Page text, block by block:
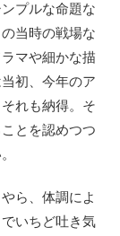
プルな命題な
当時の戦場な
マや細かな描
初、今年のア
れも納得。そ
とを認めつつ
ら、体調によ
いちど吐き気